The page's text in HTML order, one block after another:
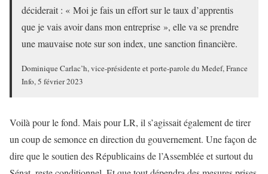
déciderait : « Moi je fais un effort sur le taux d’apprentis
que je vais avoir dans mon entreprise », elle va se prendre
une mauvaise note sur son index, une sanction financière.
Dominique Carlac’h, vice-présidente et porte-parole du Medef, France
Info, 5 février 2023
Voilà pour le fond. Mais pour LR, il s’agissait également de tirer
un coup de semonce en direction du gouvernement. Une façon de
dire que le soutien des Républicains de l’Assemblée et surtout du